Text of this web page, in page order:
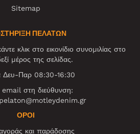
Sitemap
ΠΕΛΑΤΩΝ
κλικ στο εικονίδιο συνομιλίας στο
μέρος της σελίδας.
Δευ-Παρ 08:30-16:30
email στη διεύθυνση:
ΌΡΟΙ
και παράδοσης